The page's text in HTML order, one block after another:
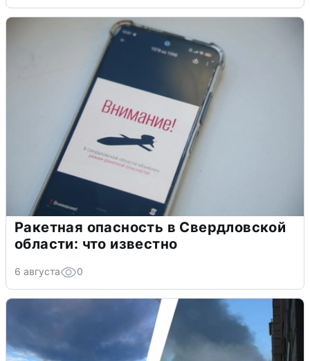
Ракетная опасность в Свердловской
области: что известно
6 августа 0